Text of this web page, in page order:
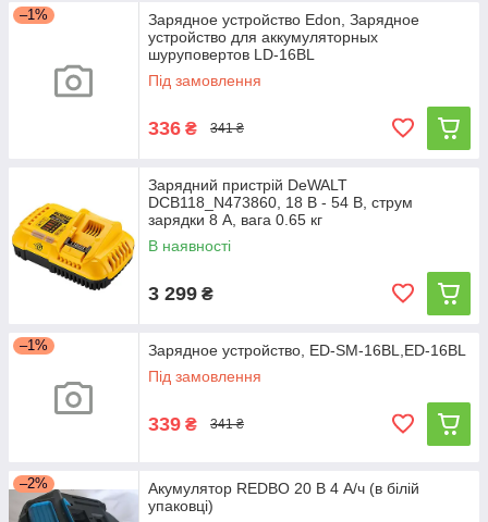
–1%
Зарядное устройство Edon, Зарядное
устройство для аккумуляторных
шуруповертов LD-16BL
Під замовлення
336 ₴ 341 ₴
Зарядний пристрій DeWALT
DCB118_N473860, 18 В - 54 В, струм
зарядки 8 А, вага 0.65 кг
В наявності
3 299 ₴
–1%
Зарядное устройство, ED-SM-16BL,ED-16BL
Під замовлення
339 ₴ 341 ₴
–2%
Акумулятор REDBO 20 В 4 А/ч (в білій
упаковці)